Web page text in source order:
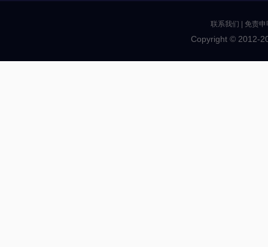
联系我们 免责申
Copyright © 2012-